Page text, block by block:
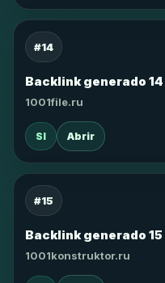
#14
Backlink generado 14
1001file.ru
SI Abrir
#15
Backlink generado 15
1001konstruktor.ru